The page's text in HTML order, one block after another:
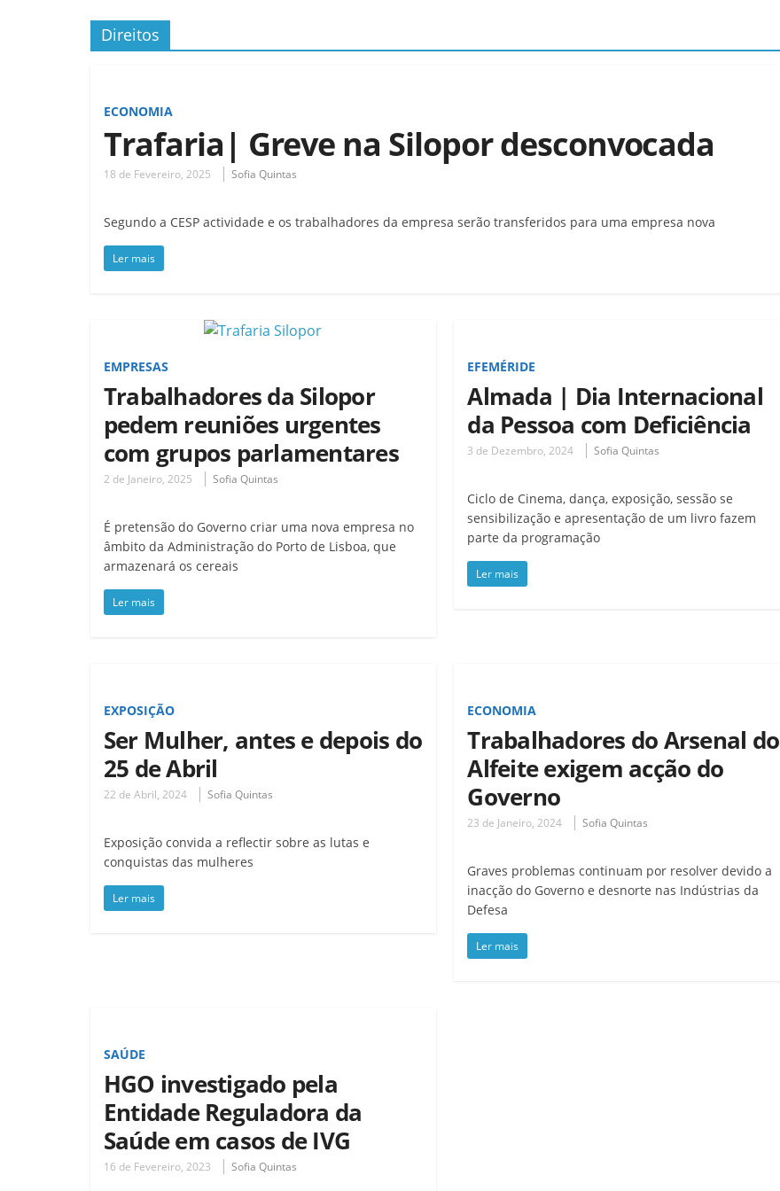
Direitos
ECONOMIA
Trafaria| Greve na Silopor desconvocada
18 de Fevereiro, 2025 Sofia Quintas
Segundo a CESP actividade e os trabalhadores da empresa serão transferidos para uma empresa nova
Ler mais
EMPRESAS
Trabalhadores da Silopor
pedem reuniões urgentes
com grupos parlamentares
2 de Janeiro, 2025 Sofia Quintas
É pretensão do Governo criar uma nova empresa no
âmbito da Administração do Porto de Lisboa, que
armazenará os cereais
Ler mais
EFEMÉRIDE
Almada | Dia Internacional
da Pessoa com Deficiência
3 de Dezembro, 2024 Sofia Quintas
Ciclo de Cinema, dança, exposição, sessão se
sensibilização e apresentação de um livro fazem
parte da programação
Ler mais
EXPOSIÇÃO
Ser Mulher, antes e depois do
25 de Abril
22 de Abril, 2024 Sofia Quintas
Exposição convida a reflectir sobre as lutas e
conquistas das mulheres
Ler mais
ECONOMIA
Trabalhadores do Arsenal do
Alfeite exigem acção do
Governo
23 de Janeiro, 2024 Sofia Quintas
Graves problemas continuam por resolver devido a
inacção do Governo e desnorte nas Indústrias da
Defesa
Ler mais
SAÚDE
HGO investigado pela
Entidade Reguladora da
Saúde em casos de IVG
16 de Fevereiro, 2023 Sofia Quintas